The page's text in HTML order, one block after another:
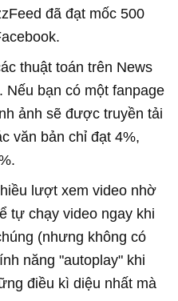
đã đạt mốc 500
thuật toán trên News
Nếu bạn có một fanpage
ảnh sẽ được truyền tải
văn bản chỉ đạt 4%,
lượt xem video nhờ
tự chạy video ngay khi
(nhưng không có
năng "autoplay" khi
điều kì diệu nhất mà